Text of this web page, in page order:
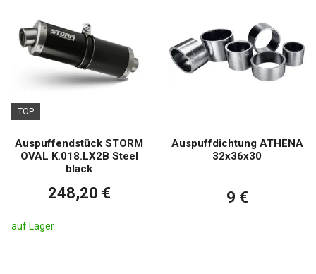
TOP
Auspuffendstück STORM
OVAL K.018.LX2B Steel
black
248,20 €
auf Lager
Auspuffdichtung ATHENA
32x36x30
9 €